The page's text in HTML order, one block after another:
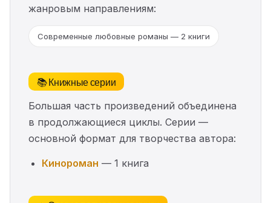
жанровым направлениям:
Современные любовные романы — 2 книги
📚 Книжные серии
Большая часть произведений объединена
в продолжающиеся циклы. Серии —
основной формат для творчества автора:
Кинороман — 1 книга